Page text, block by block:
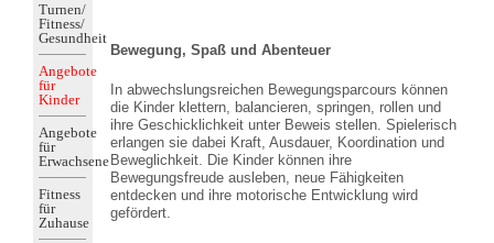
Bewegung, Spaß und Abenteuer
In abwechslungsreichen Bewegungsparcours können
die Kinder klettern, balancieren, springen, rollen und
ihre Geschicklichkeit unter Beweis stellen. Spielerisch
erlangen sie dabei Kraft, Ausdauer, Koordination und
Beweglichkeit. Die Kinder können ihre
Bewegungsfreude ausleben, neue Fähigkeiten
entdecken und ihre motorische Entwicklung wird
gefördert.
Turnen/
Fitness/
Gesundheit
Angebote
für
Kinder
Angebote
für
Erwachsene
Fitness
für
Zuhause